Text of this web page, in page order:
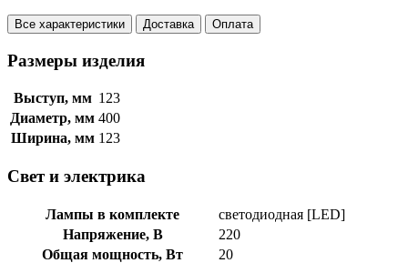
Все характеристики Доставка Оплата
Размеры изделия
Выступ, мм 123
Диаметр, мм 400
Ширина, мм 123
Свет и электрика
Лампы в комплекте
светодиодная [LED]
Напряжение, В
220
Общая мощность, Вт
20